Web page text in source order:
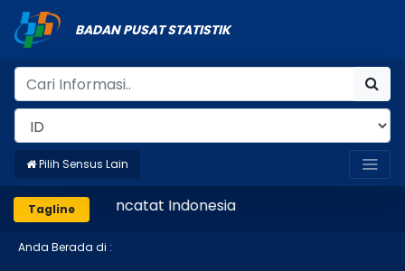
BADAN PUSAT STATISTIK
Pilih Sensus Lain
Tagline Mencatat Indonesia
Anda Berada di :